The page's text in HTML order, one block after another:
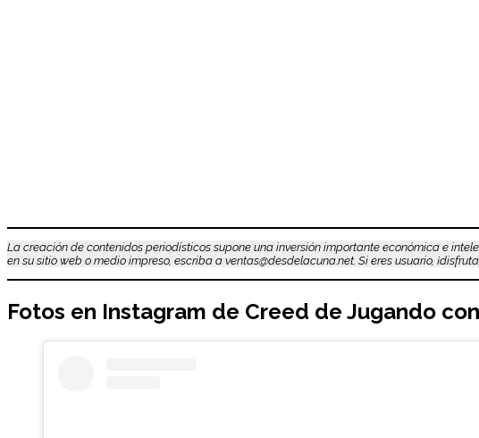
La creación de contenidos periodísticos supone una inversión importante económica e
en su sitio web o medio impreso, escriba a ventas@desdelacuna.net. Si eres usuario,
Fotos en Instagram de Creed de Jugando